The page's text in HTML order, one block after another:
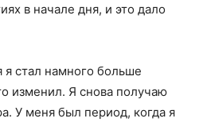
в начале дня, и это дало
стал намного больше
изменил. Я снова получаю
У меня был период, когда я